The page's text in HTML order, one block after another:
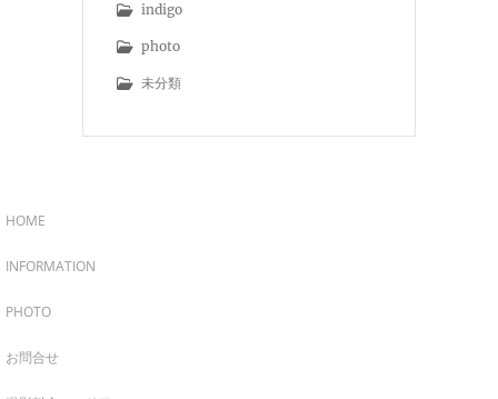
indigo
photo
未分類
HOME
INFORMATION
PHOTO
お問合せ